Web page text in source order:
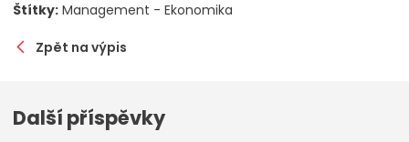
Štítky: Management - Ekonomika
Zpět na výpis
Další příspěvky